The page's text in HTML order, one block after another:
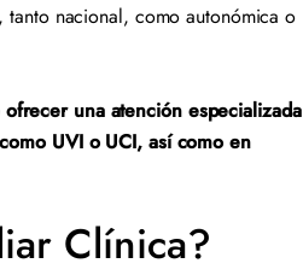
tanto nacional, como autonómica o
una atención especializada
UVI o UCI, así como en
Clínica?